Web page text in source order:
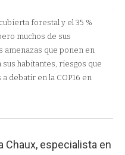
forestal y el 35 %
muchos de sus
que ponen en
habitantes, riesgos que
debatir en la COP16 en
Chaux, especialista en